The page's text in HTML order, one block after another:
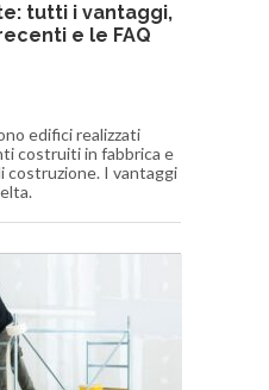
tutti i vantaggi,
e le FAQ
edifici realizzati
costruiti in fabbrica e
costruzione. I vantaggi